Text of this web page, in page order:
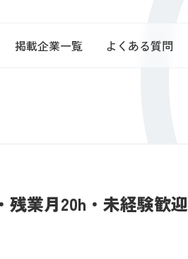
掲載企業一覧 よくある質問
業月20h・未経験歓迎